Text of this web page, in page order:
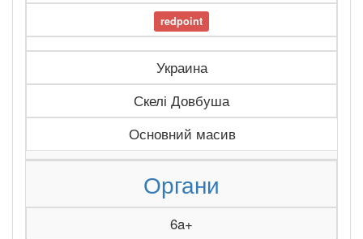
redpoint
Украина
Скелі Довбуша
Основний масив
Органи
6a+